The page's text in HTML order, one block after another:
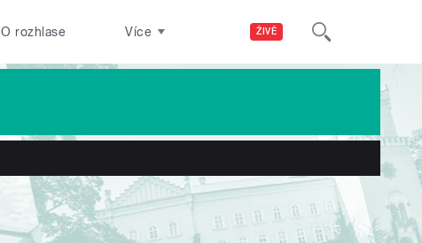
ŽIVĚ
O rozhlase Více